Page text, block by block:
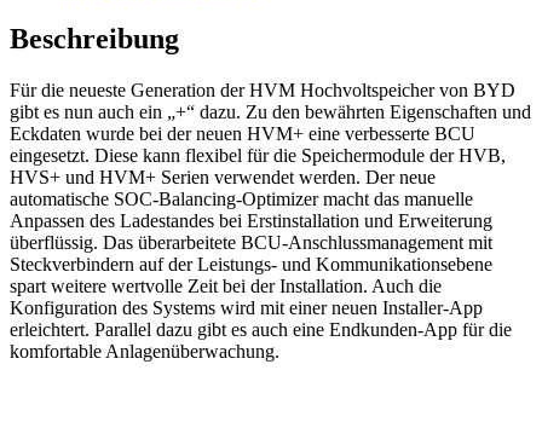
Beschreibung
Für die neueste Generation der HVM Hochvoltspeicher von BYD
gibt es nun auch ein „+“ dazu. Zu den bewährten Eigenschaften und
Eckdaten wurde bei der neuen HVM+ eine verbesserte BCU
eingesetzt. Diese kann flexibel für die Speichermodule der HVB,
HVS+ und HVM+ Serien verwendet werden. Der neue
automatische SOC-Balancing-Optimizer macht das manuelle
Anpassen des Ladestandes bei Erstinstallation und Erweiterung
überflüssig. Das überarbeitete BCU-Anschlussmanagement mit
Steckverbindern auf der Leistungs- und Kommunikationsebene
spart weitere wertvolle Zeit bei der Installation. Auch die
Konfiguration des Systems wird mit einer neuen Installer-App
erleichtert. Parallel dazu gibt es auch eine Endkunden-App für die
komfortable Anlagenüberwachung.